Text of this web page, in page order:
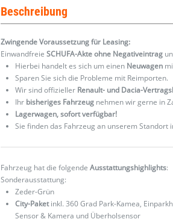
Beschreibung
Zwingende Voraussetzung für Leasing:
EinwandfreieSCHUFA-Akte ohne Negativeintrag
Hierbei handelt es sich um einen Neuwagen
Sparen Sie sich die Probleme mit Reimporten.
Wir sind offizieller Renault- und Dacia-
Ihr bisheriges Fahrzeug nehmen wir gerne in
Lagerwagen, sofort verfügbar!
Sie finden das Fahrzeug an unserem
Fahrzeug hat die folgendeAusstattungshighlights:
Sonderausstattung:
Zeder-Grün
City-Paketinkl. 360 Grad Park-Kamea,
Sensor & Kamera und Überholsensor